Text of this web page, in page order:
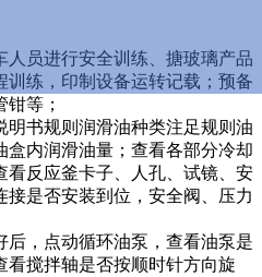
人员进行安全训练、搪玻璃产品
练，印制设备运转记载；预备
等；
明书规则润滑油种类注足规则油
内润滑油量；查看各部分冷却
看反应釜卡子、人孔、试镜、安
是否安装到位，安全阀、压力
后，点动循环油泵，查看油泵是
搅拌轴是否按顺时针方向旋